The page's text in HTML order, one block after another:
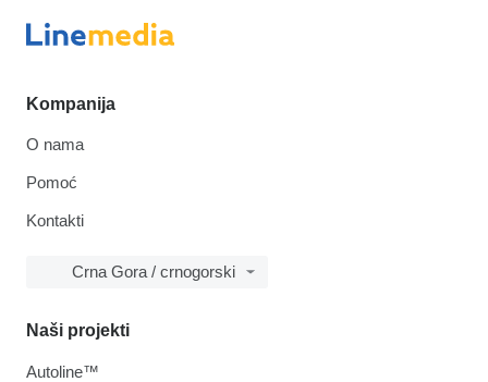
Kompanija
O nama
Pomoć
Kontakti
Crna Gora / crnogorski
Naši projekti
Autoline™